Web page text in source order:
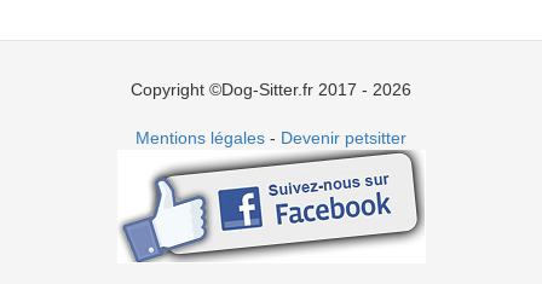
Copyright ©Dog-Sitter.fr 2017 - 2026
Mentions légales - Devenir petsitter